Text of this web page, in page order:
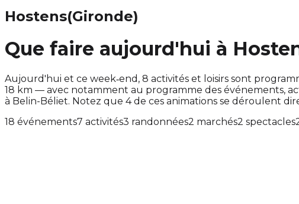
Hostens(Gironde)
Que faire aujourd'hui à
Aujourd'hui et ce week‑end, 8 activités et loisirs sont
18 km — avec notamment au programme des événements,
à Belin-Béliet. Notez que 4 de ces animations se déroulent
18 événements7 activités3 randonnées2 marchés2 spectacles